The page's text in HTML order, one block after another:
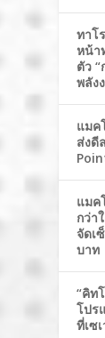
ทาโ
หน้า
ตัว
พลัง
แมค
ส่งดี
แมค
กว่า
จัดเ
บาท
“คิท
โปร
ที่เซ